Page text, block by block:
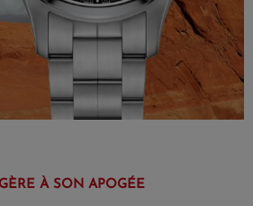
À SON APOGÉE